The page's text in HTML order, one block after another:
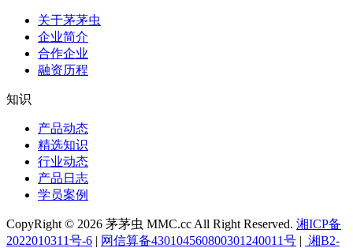
关于茅茅虫
企业简介
合作企业
融资历程
知识
产品动态
精选知识
行业动态
产品日志
学员案例
CopyRight © 2026 茅茅虫 MMC.cc All Right Reserved. 湘ICP备
2022010311号-6 | 网信算备430104560800301240011号 | 湘B2-